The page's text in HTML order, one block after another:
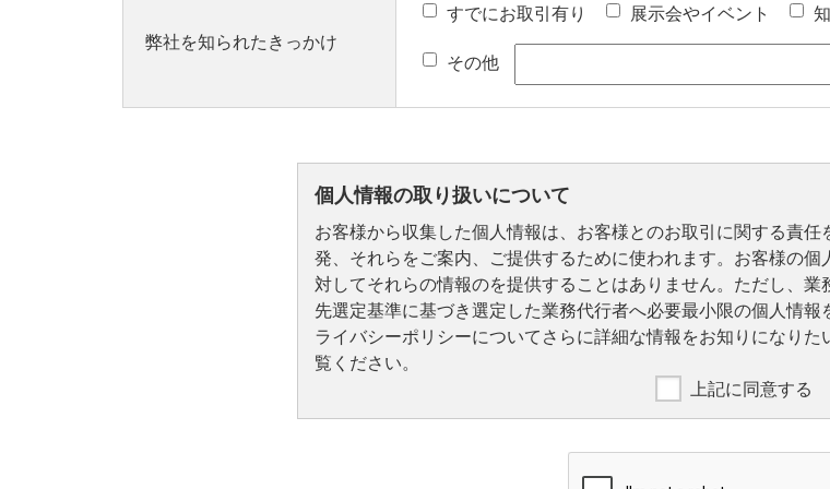
弊社を知られたきっかけ
すでにお取引有り 展示会やイベント
その他
個人情報の取り扱いについて
お客様から収集した個人情報は、お客様とのお取引に関する責
発、それらをご案内、ご提供するために使われます。お客様の
対してそれらの情報のを提供することはありません。ただし、
先選定基準に基づき選定した業務代行者へ必要最小限の個人情
ライバシーポリシーについてさらに詳細な情報をお知りになりた
覧ください。
上記に同意する